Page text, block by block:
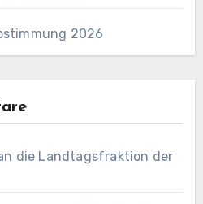
2026
die Landtagsfraktion der